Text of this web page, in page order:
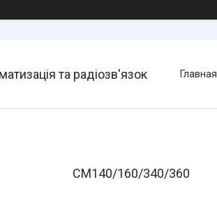
та радіозв'язок Главная
СМ140/160/340/360